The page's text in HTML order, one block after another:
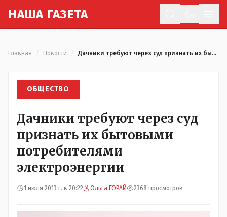
НАША ГАЗЕТА
Главная Новости Дачники требуют через суд признать их бытовыми потребителями электроэнергии
ОБЩЕСТВО
Дачники требуют через суд
признать их бытовыми
потребителями
электроэнергии
1 июля 2013 г. в 20:22 Ольга ГОРАЙ 2368 просмотров